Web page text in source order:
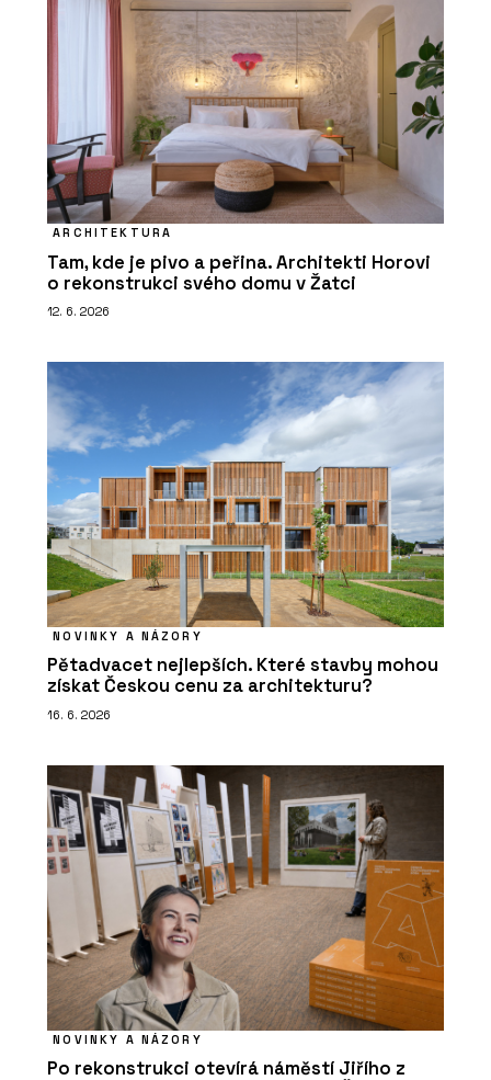
ARCHITEKTURA
Tam, kde je pivo a peřina. Architekti Horovi
o rekonstrukci svého domu v Žatci
12. 6. 2026
NOVINKY A NÁZORY
Pětadvacet nejlepších. Které stavby mohou
získat Českou cenu za architekturu?
16. 6. 2026
NOVINKY A NÁZORY
Po rekonstrukci otevírá náměstí Jiřího z